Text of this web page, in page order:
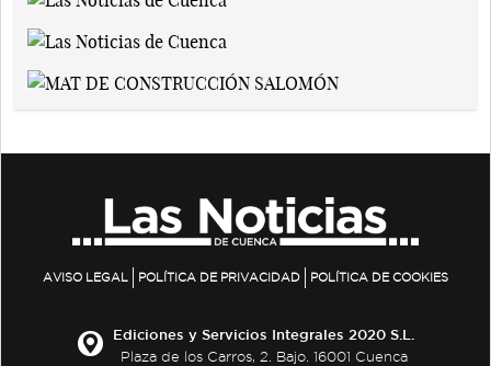
AVISO LEGAL POLÍTICA DE PRIVACIDAD POLÍTICA DE COOKIES
Ediciones y Servicios Integrales 2020 S.L.
Plaza de los Carros, 2. Bajo. 16001 Cuenca